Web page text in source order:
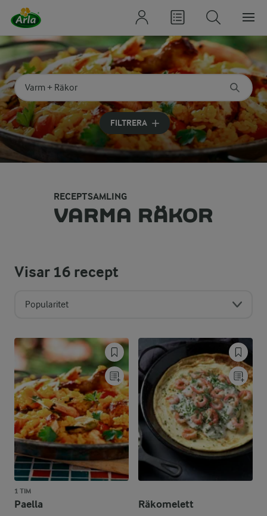
Sök på kategori eller ingrediens
Skriv in sökord för att få förslag
FILTRERA
RECEPTSAMLING
VARMA RÄKOR
Visar16 recept
Popularitet
1 TIM
Paella Räkomelett